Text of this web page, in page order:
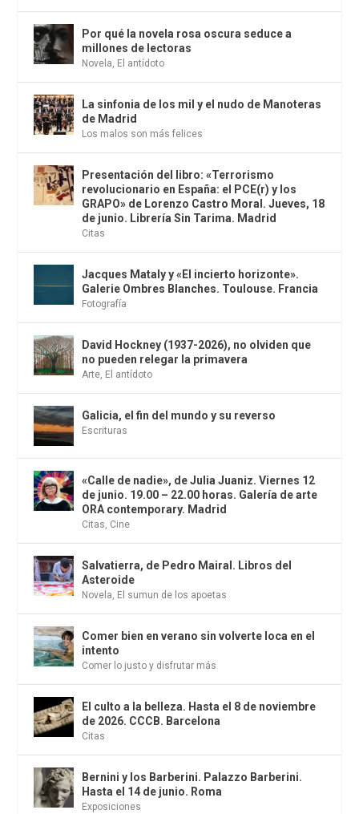
Por qué la novela rosa oscura seduce a
millones de lectoras
Novela, El antídoto
La sinfonia de los mil y el nudo de Manoteras
de Madrid
Los malos son más felices
Presentación del libro: «Terrorismo
revolucionario en España: el PCE(r) y los
GRAPO» de Lorenzo Castro Moral. Jueves, 18
de junio. Librería Sin Tarima. Madrid
Citas
Jacques Mataly y «El incierto horizonte».
Galerie Ombres Blanches. Toulouse. Francia
Fotografía
David Hockney (1937-2026), no olviden que
no pueden relegar la primavera
Arte, El antídoto
Galicia, el fin del mundo y su reverso
Escrituras
«Calle de nadie», de Julia Juaniz. Viernes 12
de junio. 19.00 – 22.00 horas. Galería de arte
ORA contemporary. Madrid
Citas, Cine
Salvatierra, de Pedro Mairal. Libros del
Asteroide
Novela, El sumun de los apoetas
Comer bien en verano sin volverte loca en el
intento
Comer lo justo y disfrutar más
El culto a la belleza. Hasta el 8 de noviembre
de 2026. CCCB. Barcelona
Citas
Bernini y los Barberini. Palazzo Barberini.
Hasta el 14 de junio. Roma
Exposiciones